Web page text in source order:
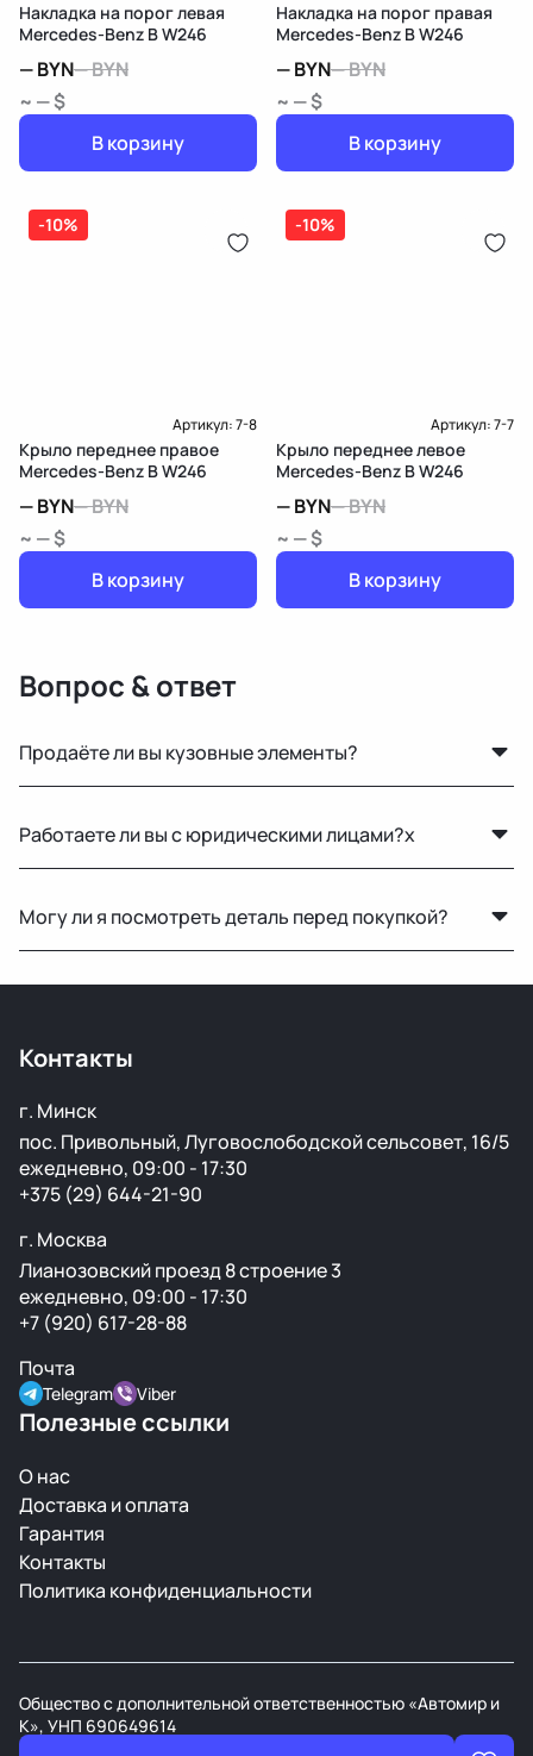
Накладка на порог левая
Mercedes-Benz B W246
—BYN—BYN
~ — $
В корзину
Накладка на порог правая
Mercedes-Benz B W246
—BYN—BYN
~ — $
В корзину
-10%
Артикул:7-8
Крыло переднее правое
Mercedes-Benz B W246
—BYN—BYN
~ — $
В корзину
-10%
Артикул:7-7
Крыло переднее левое
Mercedes-Benz B W246
—BYN—BYN
~ — $
В корзину
Вопрос & ответ
Продаёте ли вы кузовные элементы?
крылья, капоты, бамперы и другие элементы без
ржавчины и повреждений.
Работаете ли вы с юридическими лицами?x
работаем по безналичному расчёту.
Могу ли я посмотреть деталь перед покупкой?
Контакты
г. Минск
пос. Привольный, Луговослободской сельсовет, 16/5
ежедневно, 09:00 - 17:30
+375 (29) 644-21-90
г. Москва
Лианозовский проезд 8 строение 3
ежедневно, 09:00 - 17:30
+7 (920) 617-28-88
Почта
Telegram Viber
Полезные ссылки
О нас
Доставка и оплата
Гарантия
Контакты
Политика конфиденциальности
Общество с дополнительной ответственностью «Автомир и
К», УНП 690649614
В торговом реестре РБ с 21 марта 2008г.